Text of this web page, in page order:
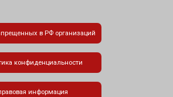
в РФ организаций
конфиденциальности
информация